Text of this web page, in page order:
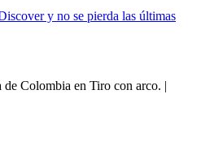
y no se pierda las últimas
de Colombia en Tiro con arco. |